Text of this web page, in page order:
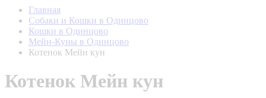
Главная
Собаки и Кошки в Одинцово
Кошки в Одинцово
Мейн-Куны в Одинцово
Котенок Мейн кун
Котенок Мейн кун